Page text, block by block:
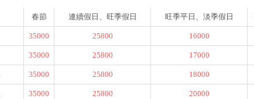
春節 連續假日、旺季假日 旺季平日、淡季假日
35000 25800 16000
35000 25800 17000
35000 25800 18000
35000 25800 20000